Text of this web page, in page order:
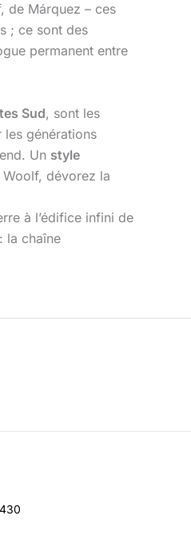
de Márquez – ces
; ce sont des
permanent entre
Sud, sont les
les générations
Un style
Woolf, dévorez la
à l’édifice infini de
la chaîne